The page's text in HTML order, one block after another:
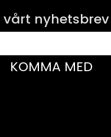
nyhetsbrev
KOMMA MED